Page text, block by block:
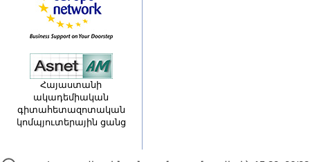
Հայաստանի
ակադեմիական
գիտահետազոտական
կոմպյուտերային ցանց